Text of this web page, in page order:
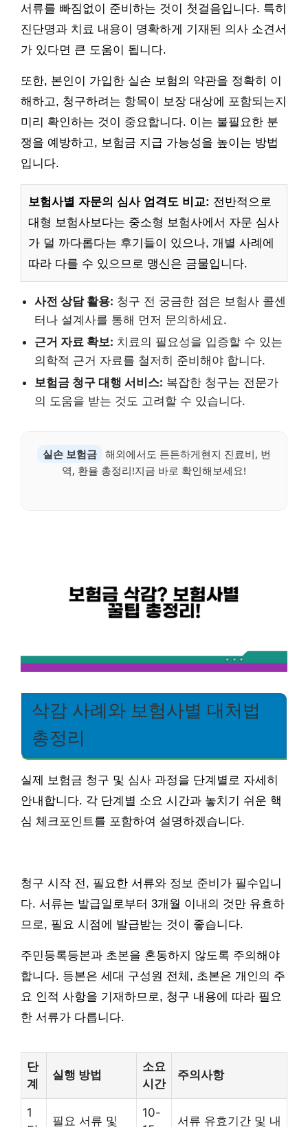
서류를 빠짐없이 준비하는 것이 첫걸음입니다. 특히
진단명과 치료 내용이 명확하게 기재된 의사 소견서
가 있다면 큰 도움이 됩니다.
또한, 본인이 가입한 실손 보험의 약관을 정확히 이
해하고, 청구하려는 항목이 보장 대상에 포함되는지
미리 확인하는 것이 중요합니다. 이는 불필요한 분
쟁을 예방하고, 보험금 지급 가능성을 높이는 방법
입니다.
보험사별 자문의 심사 엄격도 비교: 전반적으로
대형 보험사보다는 중소형 보험사에서 자문 심사
가 덜 까다롭다는 후기들이 있으나, 개별 사례에
따라 다를 수 있으므로 맹신은 금물입니다.
사전 상담 활용: 청구 전 궁금한 점은 보험사 콜센
터나 설계사를 통해 먼저 문의하세요.
근거 자료 확보: 치료의 필요성을 입증할 수 있는
의학적 근거 자료를 철저히 준비해야 합니다.
보험금 청구 대행 서비스: 복잡한 청구는 전문가
의 도움을 받는 것도 고려할 수 있습니다.
실손 보험금 해외에서도 든든하게현지 진료비, 번
역, 환율 총정리!지금 바로 확인해보세요!
삭감 사례와 보험사별 대처법
총정리
실제 보험금 청구 및 심사 과정을 단계별로 자세히
안내합니다. 각 단계별 소요 시간과 놓치기 쉬운 핵
심 체크포인트를 포함하여 설명하겠습니다.
청구 시작 전, 필요한 서류와 정보 준비가 필수입니
다. 서류는 발급일로부터 3개월 이내의 것만 유효하
므로, 필요 시점에 발급받는 것이 좋습니다.
주민등록등본과 초본을 혼동하지 않도록 주의해야
합니다. 등본은 세대 구성원 전체, 초본은 개인의 주
요 인적 사항을 기재하므로, 청구 내용에 따라 필요
한 서류가 다릅니다.
단
계
실행 방법
소요
시간
주의사항
1
필요 서류 및
10-
서류 유효기간 및 내